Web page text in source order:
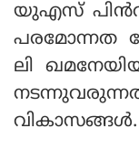
യുഎസ്
പരമോന്നത
ലി
വികാസങ്ങള്‍.